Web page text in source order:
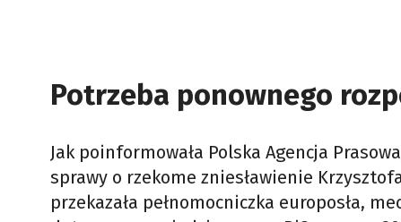
Potrzeba ponownego
Jak poinformowała Polska Agencja
sprawy o rzekome zniesławienie
przekazała pełnomocniczka europosła,